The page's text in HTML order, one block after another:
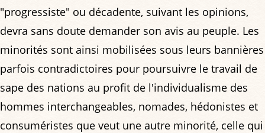
"progressiste" ou décadente, suivant les opinions,
devra sans doute demander son avis au peuple. Les
minorités sont ainsi mobilisées sous leurs bannières
parfois contradictoires pour poursuivre le travail de
sape des nations au profit de l'individualisme des
hommes interchangeables, nomades, hédonistes et
consuméristes que veut une autre minorité, celle qui